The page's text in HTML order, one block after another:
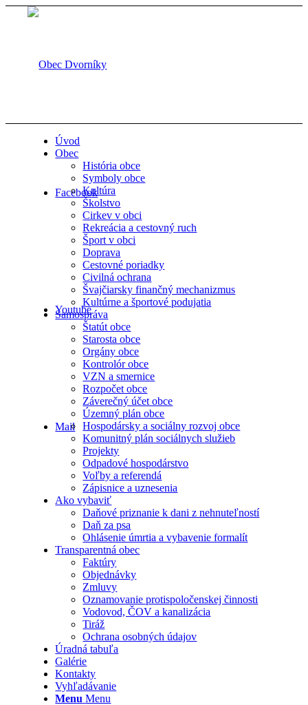
Facebook
Youtube
Mail
Úvod
Obec
História obce
Symboly obce
Kultúra
Školstvo
Cirkev v obci
Rekreácia a cestovný ruch
Šport v obci
Doprava
Cestovné poriadky
Civilná ochrana
Švajčiarsky finančný mechanizmus
Kultúrne a športové podujatia
Samospráva
Štatút obce
Starosta obce
Orgány obce
Kontrolór obce
VZN a smernice
Rozpočet obce
Záverečný účet obce
Územný plán obce
Hospodársky a sociálny rozvoj obce
Komunitný plán sociálnych služieb
Projekty
Odpadové hospodárstvo
Voľby a referendá
Zápisnice a uznesenia
Ako vybaviť
Daňové priznanie k dani z nehnuteľností
Daň za psa
Ohlásenie úmrtia a vybavenie formalít
Transparentná obec
Faktúry
Objednávky
Zmluvy
Oznamovanie protispoločenskej činnosti
Vodovod, ČOV a kanalizácia
Tiráž
Ochrana osobných údajov
Úradná tabuľa
Galérie
Kontakty
Vyhľadávanie
Menu Menu